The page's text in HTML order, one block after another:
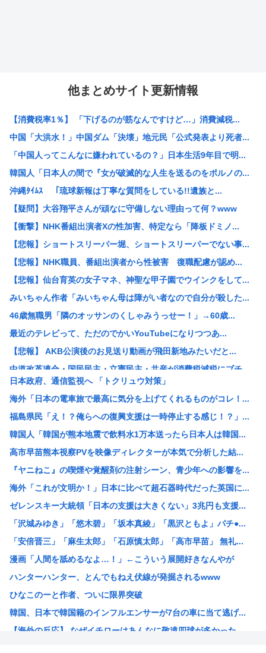
他まとめサイト更新情報
【消費税率1％】 「下げるのが筋なんですけど…」消費減税...
中国「大洪水！」中国ダム「決壊」地元民「公式発表より死者...
「中国人ってこんなに嫌われているの？」日本生活9年目で明...
韓国人「日本人の間で『女が破滅的な人生を送るのをポルノの...
沖縄ﾀｲﾑｽ 「琉球新報は丁寧な質問をしている!!遺族と...
【疑問】大谷翔平さんが頑なに守備しない理由って何？www
【衝撃】NHK番組出演者Xの性加害、特定なら「降板ドミノ...
【悲報】ショートスリーパー堀、ショートスリーパーでない事...
【悲報】NHK職員、番組出演者から性被害 復職配慮が認め...
【悲報】仙台育英の女子マネ、神聖な甲子園でウインクをして...
みいちゃん作者「みいちゃん母は障がい者なので自分が殺した...
46歳無職男「隣のオッサンのくしゃみうっせー！」→60歳...
最近のテレビって、ただのでかいYouTubeになりつつあ...
【悲報】 AKB公演後のお見送り動画が飛田新地みたいだと...
中道改革連合・国民民主・立憲民主・共産が消費税減税にブチ...
中国「アメリカさぁ、調子乗ってるからお前らが頼ってる軍用...
韓国人の対日好感度が過去最高に、「ノージャパン」は終わっ...
【画像】元ジャンポケ・斉藤慎二被告の妻・瀬戸サオリがイン...
スペースX、株価大暴落
柳葉敏郎の代表作、「踊る大捜査線しかない」
産経新聞、東北で新聞発行休止へ
【衝撃】JKの従姉妹が泊まりに来た結果www
【速報】なぜか読める画像が発見されるwww
【衝撃】清水アキラさんの息子・清水良太郎さん死去で落語家...
【困惑】ミセスグリーンアップルさんってもう落ち目なんか？...
特定外来カミキリムシに1匹300円の賞金をかけた高崎市、...
【朗報】 消費減税、閣議決定 来年4月から2年間1％に
まんさん被災地に手作りおにぎりを出荷www
毎年恒例の中国大洪水。湖北省秭帰県の現在の様子がこちら
日本政府、通信監視へ 「トクリュウ対策」
海外「日本の電車旅で最高に気分を上げてくれるものがコレ！...
福島県民「え！？俺らへの復興支援は一時停止する感じ！？」...
韓国人「韓国が熊本地震で飲料水1万本送ったら日本人は韓国...
高市早苗熊本視察PVを映像ディレクターが本気で分析した結...
『ヤニねこ』の喫煙や覚醒剤の注射シーン、青少年への影響を...
海外「これが文明か！」日本に比べて超石器時代だった英国に...
ゼレンスキー大統領「日本の支援は大きくない」3兆円も支援...
「沢城みゆき」「悠木碧」「坂本真綾」「黒沢ともよ」パチ●...
「安倍晋三」「麻生太郎」「石原慎太郎」「高市早苗」 無礼...
漫画「人間を舐めるなよ…！」←こういう展開好きなんやが
ハンターハンター、とんでもねえ伏線が発掘されるwww
ひなこのーと作者、ついに限界突破
韓国、日本で韓国籍のインフルエンサーが7台の車に当て逃げ...
【海外の反応】 なぜイチローはあんなに敬遠四球が多かった...